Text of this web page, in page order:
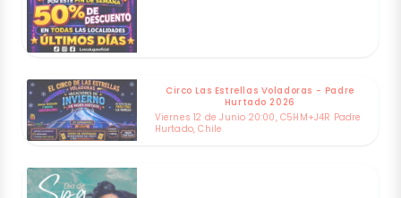
Circo Las Estrellas Voladoras - Padre
Hurtado 2026
Viernes 12 de Junio 20:00, C5HM+J4R Padre
Hurtado, Chile